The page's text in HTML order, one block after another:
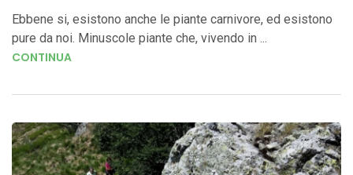
Ebbene si, esistono anche le piante carnivore, ed esistono
pure da noi. Minuscole piante che, vivendo in ...
CONTINUA